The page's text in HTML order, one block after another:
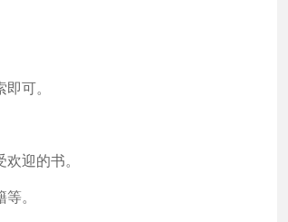
可。
迎的书。
。